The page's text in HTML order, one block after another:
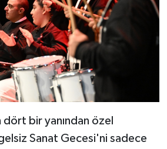
dört bir yanından özel
Sanat Gecesi'ni sadece